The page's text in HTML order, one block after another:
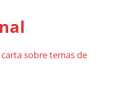
sobre temas de